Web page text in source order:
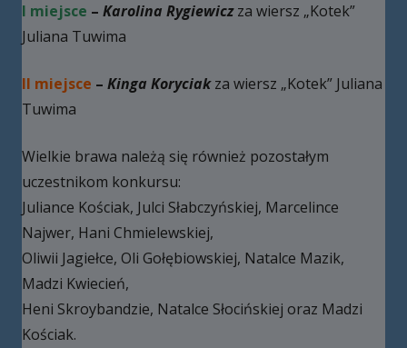
I miejsce – Karolina Rygiewicz za wiersz „Kotek”
Juliana Tuwima
II miejsce – Kinga Koryciakza wiersz „Kotek” Juliana
Tuwima
Wielkie brawa należą się również pozostałym
uczestnikom konkursu:
Juliance Kościak, Julci Słabczyńskiej, Marcelince
Najwer, Hani Chmielewskiej,
Oliwii Jagiełce, Oli Gołębiowskiej, Natalce Mazik,
Madzi Kwiecień,
Heni Skroybandzie, Natalce Słocińskiej oraz Madzi
Kościak.